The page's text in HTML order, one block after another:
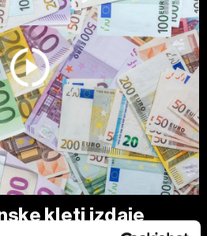
kleti izdaje